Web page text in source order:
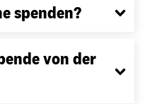
spenden?
von der